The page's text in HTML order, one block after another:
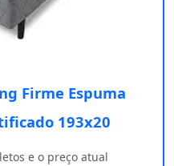
Firme Espuma
193x20
e o preço atual